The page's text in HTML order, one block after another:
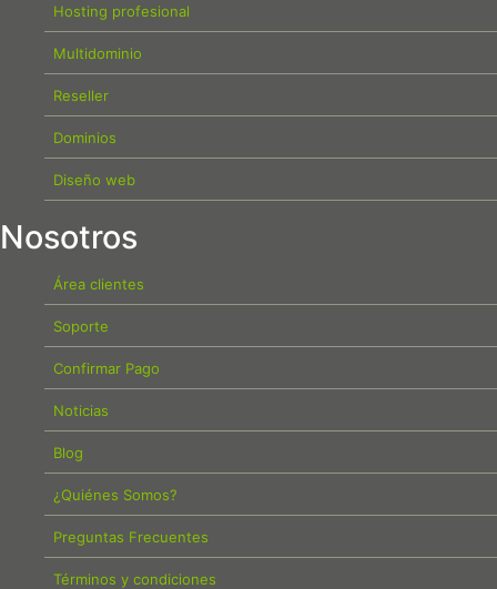
Hosting profesional
Multidominio
Reseller
Dominios
Diseño web
Nosotros
Área clientes
Soporte
Confirmar Pago
Noticias
Blog
¿Quiénes Somos?
Preguntas Frecuentes
Términos y condiciones